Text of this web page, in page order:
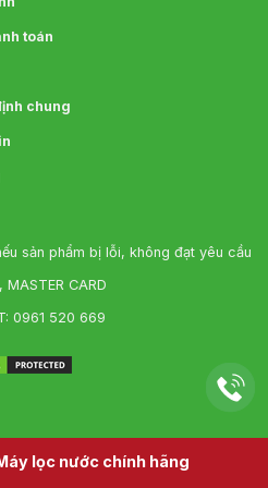
tại Mỹ ngăn chặn và loại
chất, chất hữu cơ…làm
hơn.
khuẩn tạo vị, tạo chút
oxy hoà tan trong nước,
khô da.
có lợi cho sức khoẻ.
axit dư thừa, nâng độ
toán
chung
sản phẩm bị lỗi, không đạt yêu cầu
CARD
0961 520 669
lọc nước chính hãng